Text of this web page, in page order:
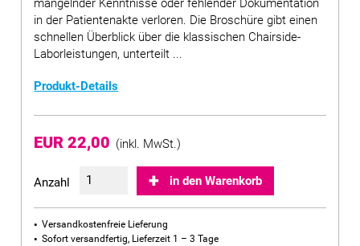
mangelnder Kenntnisse oder fehlender Dokumentation
in der Patientenakte verloren. Die Broschüre gibt einen
schnellen Überblick über die klassischen Chairside-
Laborleistungen, unterteilt ...
Produkt-Details
EUR 22,00 (inkl. MwSt.)
Anzahl in den Warenkorb
Versandkostenfreie Lieferung
Sofort versandfertig, Lieferzeit 1 – 3 Tage